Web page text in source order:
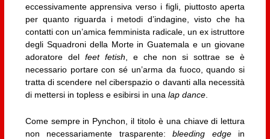
eccessivamente apprensiva verso i figli, piuttosto aperta
per quanto riguarda i metodi d’indagine, visto che ha
contatti con un’amica femminista radicale, un ex istruttore
degli Squadroni della Morte in Guatemala e un giovane
adoratore del feet fetish, e che non si sottrae se è
necessario portare con sé un’arma da fuoco, quando si
tratta di scendere nel ciberspazio o davanti alla necessità
di mettersi in topless e esibirsi in una lap dance.
Come sempre in Pynchon, il titolo è una chiave di lettura
non necessariamente trasparente:bleeding edgein